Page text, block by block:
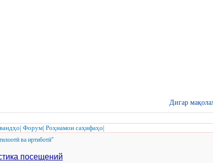
Дигар
| Форум| Роҳнамои саҳифаҳо|
ва иртиботӣ"